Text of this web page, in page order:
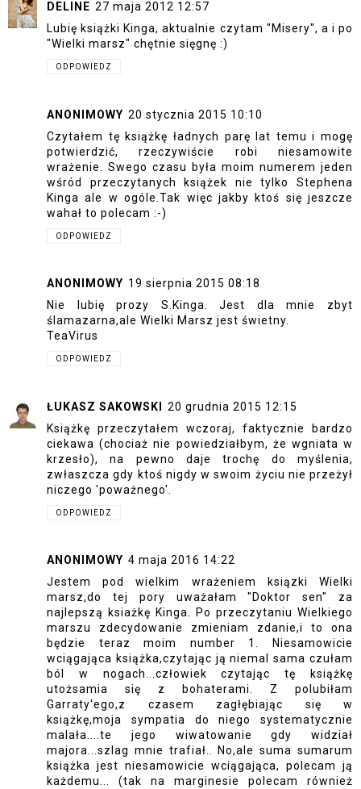
DELINE 27 maja 2012 12:57
Lubię książki Kinga, aktualnie czytam "Misery", a i po
"Wielki marsz" chętnie sięgnę :)
ODPOWIEDZ
ANONIMOWY 20 stycznia 2015 10:10
Czytałem tę książkę ładnych parę lat temu i mogę
potwierdzić, rzeczywiście robi niesamowite
wrażenie. Swego czasu była moim numerem jeden
wśród przeczytanych książek nie tylko Stephena
Kinga ale w ogóle.Tak więc jakby ktoś się jeszcze
wahał to polecam :-)
ODPOWIEDZ
ANONIMOWY 19 sierpnia 2015 08:18
Nie lubię prozy S.Kinga. Jest dla mnie zbyt
ślamazarna,ale Wielki Marsz jest świetny.
TeaVirus
ODPOWIEDZ
ŁUKASZ SAKOWSKI 20 grudnia 2015 12:15
Książkę przeczytałem wczoraj, faktycznie bardzo
ciekawa (chociaż nie powiedziałbym, że wgniata w
krzesło), na pewno daje trochę do myślenia,
zwłaszcza gdy ktoś nigdy w swoim życiu nie przeżył
niczego 'poważnego'.
ODPOWIEDZ
ANONIMOWY 4 maja 2016 14:22
Jestem pod wielkim wrażeniem ksiązki Wielki
marsz,do tej pory uważałam "Doktor sen" za
najlepszą ksiażkę Kinga. Po przeczytaniu Wielkiego
marszu zdecydowanie zmieniam zdanie,i to ona
będzie teraz moim number 1. Niesamowicie
wciągająca książka,czytając ją niemal sama czułam
ból w nogach...człowiek czytając tę książkę
utożsamia się z bohaterami. Z polubiłam
Garraty'ego,z czasem zagłębiając się w
książkę,moja sympatia do niego systematycznie
malała....te jego wiwatowanie gdy widział
majora...szlag mnie trafiał.. No,ale suma sumarum
książka jest niesamowicie wciągająca, polecam ją
każdemu... (tak na marginesie polecam również